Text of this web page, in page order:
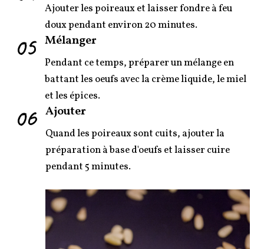
Ajouter les poireaux et laisser fondre à feu
doux pendant environ 20 minutes.
05 Mélanger
Pendant ce temps, préparer un mélange en
battant les oeufs avec la crème liquide, le miel
et les épices.
06 Ajouter
Quand les poireaux sont cuits, ajouter la
préparation à base d'oeufs et laisser cuire
pendant 5 minutes.